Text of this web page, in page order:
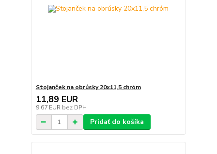
Stojanček na obrúsky 20x11,5 chróm
11,89 EUR
9,67 EUR bez DPH
Pridať do košíka